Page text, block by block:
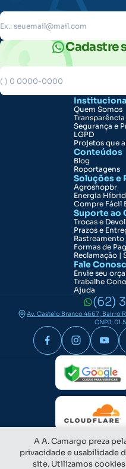
Cadastre
Quem Somos
Transparência
Segurança e
LGPD
Projetos que
Conteúdos
Blog
Roportagens
Soluções e
Agroshopbr
Energia
Compre Fácil
Suporte ao
Trocas e
Prazos e
Formas de
Reclamação |
Fale
Envie seu
Trabalhe
Ajuda
(62)
Av. Castelo Branco 4667, Bairro
CNPJ:
A A. Camargo preza
privacidade e usabilidade
site. Utilizamos cookies